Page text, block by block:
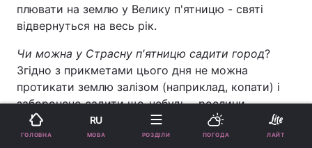
плювати на землю у Велику п'ятницю - святі
відвернуться на весь рік.
Чи можна у Страсну п'ятницю садити город?
Згідно з прикметами цього дня не можна
протикати землю залізом (наприклад, копати) і
заборонено садити що-небудь - рослини
загинуть. Водночас у церкві немає прямої
заборони на це, але справи не повинні
ГОЛОВНА
RU
МОВА РОЗДІЛИ ПОГОДА ЛАЙТ